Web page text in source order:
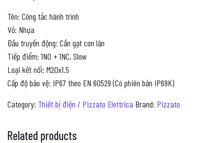
Tên: Công tắc hành trình
Vỏ: Nhựa
Đầu truyền động: Cần gạt con lăn
Tiếp điểm: 1NO + 1NC, Slow
Loại kết nối: M20x1.5
Cấp độ bảo vệ: IP67 theo EN 60529 (Có phiên bản IP69K)
Category: Thiết bị điện / Pizzato Elettrica Brand: Pizzato
Related products